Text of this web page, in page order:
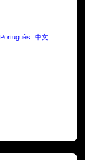
Português 中文